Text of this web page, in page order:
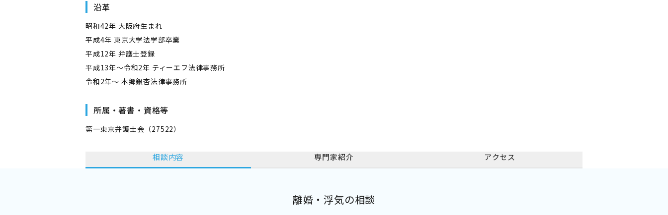
沿革
昭和42年 大阪府生まれ
平成4年 東京大学法学部卒業
平成12年 弁護士登録
平成13年〜令和2年 ティーエフ法律事務所
令和2年〜 本郷銀杏法律事務所
所属・著書・資格等
第一東京弁護士会（27522）
相談内容 専門家紹介 アクセス
離婚・浮気の相談